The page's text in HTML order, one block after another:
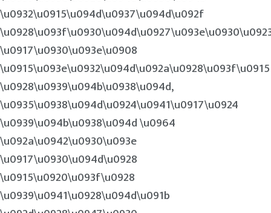
\u0932\u0915\u094d\u0937\u094d\u092f
\u0917\u0930\u093e\u0908
\u0915\u093e\u0932\u094d\u092a\u0928\u093f\u0915
\u0928\u0939\u094b\u0938\u094d,
\u0935\u0938\u094d\u0924\u0941\u0917\u0924
\u0939\u094b\u0938\u094d \u0964
\u092a\u0942\u0930\u093e
\u0917\u0930\u094d\u0928
\u0915\u0920\u093f\u0928
\u0939\u0941\u0928\u094d\u091b